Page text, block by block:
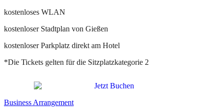
kostenloses WLAN
kostenloser Stadtplan von Gießen
kostenloser Parkplatz direkt am Hotel
*Die Tickets gelten für die Sitzplatzkategorie 2
Business Arrangement